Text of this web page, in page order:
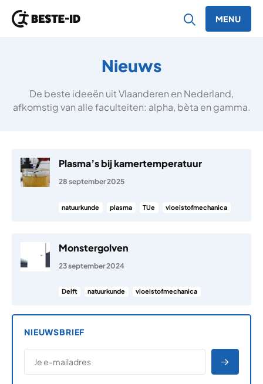
MENU
Nieuws
De beste ideeën uit Vlaanderen en Nederland,
afkomstig van alle faculteiten: alpha, bèta en gamma.
Plasma’s bij kamertemperatuur
28 september 2025
natuurkunde plasma TUe vloeistofmechanica
Monstergolven
23 september 2024
Delft natuurkunde vloeistofmechanica
NIEUWSBRIEF
E-MAILADRES
*